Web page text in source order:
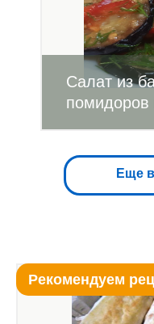
Салат из
помидоров
Еще
Рекомендуем